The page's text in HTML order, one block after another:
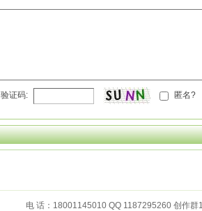
验证码: 匿名?
电 话：18001145010 QQ 1187295260 创作